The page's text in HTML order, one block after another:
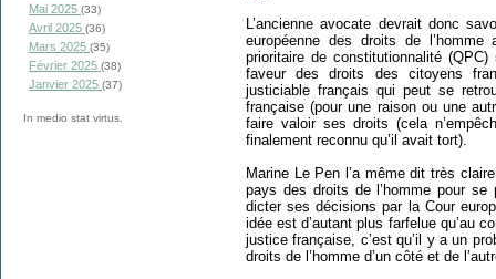
Mai 2025 (33)
Avril 2025 (36)
Mars 2025 (35)
Février 2025 (38)
Janvier 2025 (37)
In medio stat virtus.
L’ancienne avocate devrait donc
européenne des droits de
prioritaire de constitutionnalité
faveur des droits des citoyens
justiciable français qui peut se
française (pour une raison ou une
faire valoir ses droits (cela
finalement reconnu qu’il avait tort).
Marine Le Pen l’a même dit très
pays des droits de l’homme pour
dicter ses décisions par la Cour
idée est d’autant plus farfelue qu’au
justice française, c’est qu’il y a un
droits de l’homme d’un côté et de